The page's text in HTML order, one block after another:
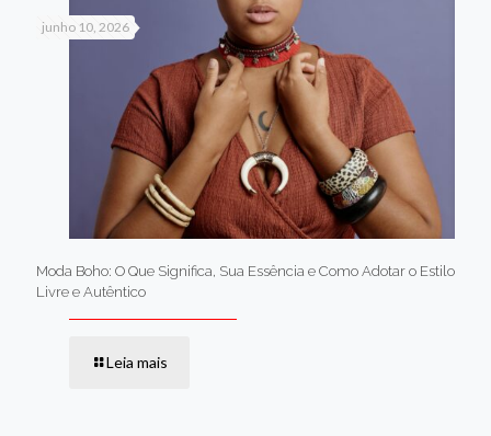
junho 10, 2026
Moda Boho: O Que Significa, Sua Essência e Como Adotar o Estilo
Livre e Autêntico
Leia mais